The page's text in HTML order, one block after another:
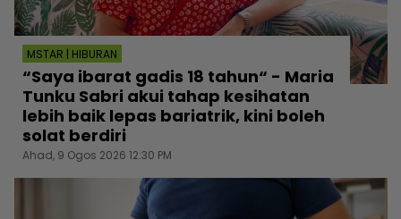
MSTAR | HIBURAN
“Saya ibarat gadis 18 tahun“ - Maria
Tunku Sabri akui tahap kesihatan
lebih baik lepas bariatrik, kini boleh
solat berdiri
Ahad, 9 Ogos 2026 12:30 PM